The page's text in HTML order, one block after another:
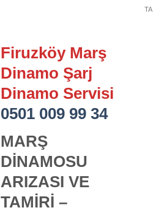
Firuzköy Marş
Dinamo Şarj
Dinamo Servisi
0501 009 99 34
MARŞ
DİNAMOSU
ARIZASI VE
TAMİRİ –